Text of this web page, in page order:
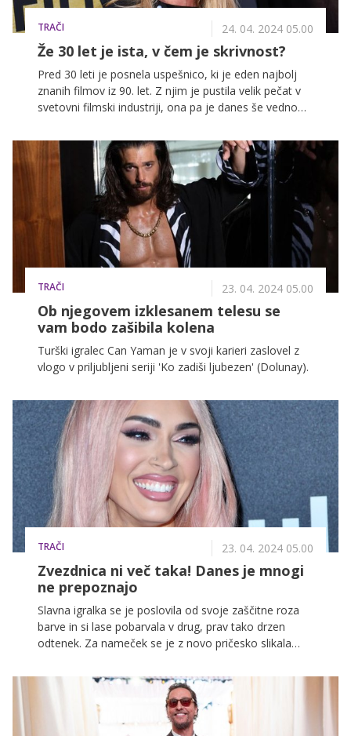
TRAČI 24. 04. 2024 05.00
Že 30 let je ista, v čem je skrivnost?
Pred 30 leti je posnela uspešnico, ki je eden najbolj
znanih filmov iz 90. let. Z njim je pustila velik pečat v
svetovni filmski industriji, ona pa je danes še vedno
TRAČI 23. 04. 2024 05.00
Ob njegovem izklesanem telesu se
vam bodo zašibila kolena
Turški igralec Can Yaman je v svoji karieri zaslovel z
vlogo v priljubljeni seriji 'Ko zadiši ljubezen' (Dolunay).
TRAČI 23. 04. 2024 05.00
Zvezdnica ni več taka! Danes je mnogi
ne prepoznajo
Slavna igralka se je poslovila od svoje zaščitne roza
barve in si lase pobarvala v drug, prav tako drzen
odtenek. Za nameček se je z novo pričesko slikala
to res ona.